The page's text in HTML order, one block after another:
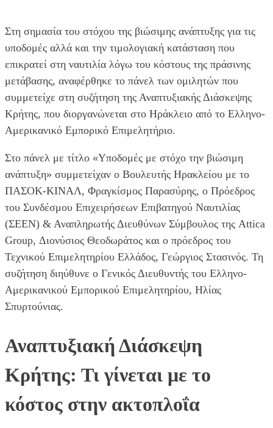
Στη σημασία του στόχου της βιώσιμης ανάπτυξης για τις
υποδομές αλλά και την τιμολογιακή κατάσταση που
επικρατεί στη ναυτιλία λόγω του κόστους της πράσινης
μετάβασης, αναφέρθηκε το πάνελ των ομιλητών που
συμμετείχε στη συζήτηση της Αναπτυξιακής Διάσκεψης
Κρήτης, που διοργανώνεται στο Ηράκλειο από το Ελληνο-
Αμερικανικό Εμπορικό Επιμελητήριο.
Στο πάνελ με τίτλο «Υποδομές με στόχο την βιώσιμη
ανάπτυξη» συμμετείχαν ο Βουλευτής Ηρακλείου με το
ΠΑΣΟΚ-ΚΙΝΑΛ, Φραγκίσμος Παρασύρης, ο Πρόεδρος
του Συνδέσμου Επιχειρήσεων Επιβατηγού Ναυτιλίας
(ΣΕΕΝ) & Αναπληρωτής Διευθύνων Σύμβουλος της Attica
Group, Διονύσιος Θεοδωράτος και ο πρόεδρος του
Τεχνικού Επιμελητηρίου Ελλάδος, Γεώργιος Στασινός. Τη
συζήτηση διηύθυνε ο Γενικός Διευθυντής του Ελληνο-
Αμερικανικού Εμπορικού Επιμελητηρίου, Ηλίας
Σπυρτούνιας.
Αναπτυξιακή Διάσκεψη
Κρήτης: Τι γίνεται με το
κόστος στην ακτοπλοΐα